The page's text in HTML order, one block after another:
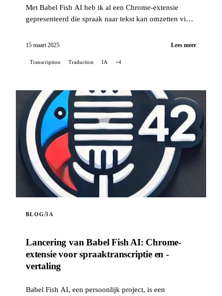
Met Babel Fish AI heb ik al een Chrome-extensie
gepresenteerd die spraak naar tekst kan omzetten via
vertaling aanbiedt...
15 maart 2025 Lees meer
Transcription Traduction IA +4
BLOG/IA
Lancering van Babel Fish AI: Chrome-
extensie voor spraaktranscriptie en -
vertaling
Babel Fish AI, een persoonlijk project, is een